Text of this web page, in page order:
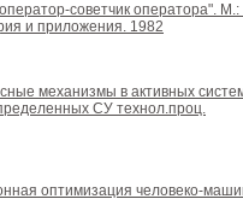
советчик оператора".
и приложения. 1982
механизмы в активных
СУ технол.проц.
оптимизация человеко-